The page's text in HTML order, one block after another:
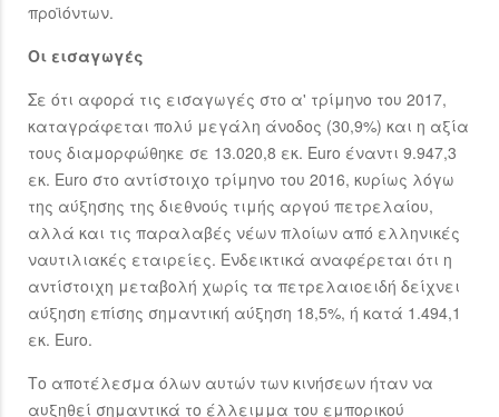
προϊόντων.
Οι εισαγωγές
Σε ότι αφορά τις εισαγωγές στο α' τρίμηνο του 2017,
καταγράφεται πολύ μεγάλη άνοδος (30,9%) και η αξία
τους διαμορφώθηκε σε 13.020,8 εκ. Euro έναντι 9.947,3
εκ. Euro στο αντίστοιχο τρίμηνο του 2016, κυρίως λόγω
της αύξησης της διεθνούς τιμής αργού πετρελαίου,
αλλά και τις παραλαβές νέων πλοίων από ελληνικές
ναυτιλιακές εταιρείες. Ενδεικτικά αναφέρεται ότι η
αντίστοιχη μεταβολή χωρίς τα πετρελαιοειδή δείχνει
αύξηση επίσης σημαντική αύξηση 18,5%, ή κατά 1.494,1
εκ. Euro.
Το αποτέλεσμα όλων αυτών των κινήσεων ήταν να
αυξηθεί σημαντικά το έλλειμμα του εμπορικού